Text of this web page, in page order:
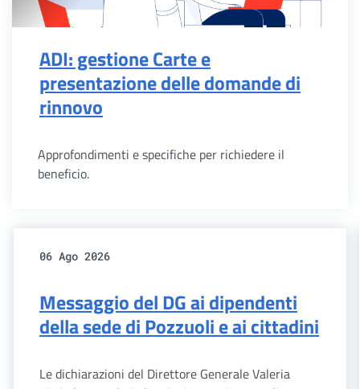
ADI: gestione Carte e
presentazione delle domande di
rinnovo
Approfondimenti e specifiche per richiedere il
beneficio.
06 Ago 2026
Messaggio del DG ai dipendenti
della sede di Pozzuoli e ai cittadini
Le dichiarazioni del Direttore Generale Valeria